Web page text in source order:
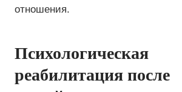
отношения.
Психологическая
реабилитация после